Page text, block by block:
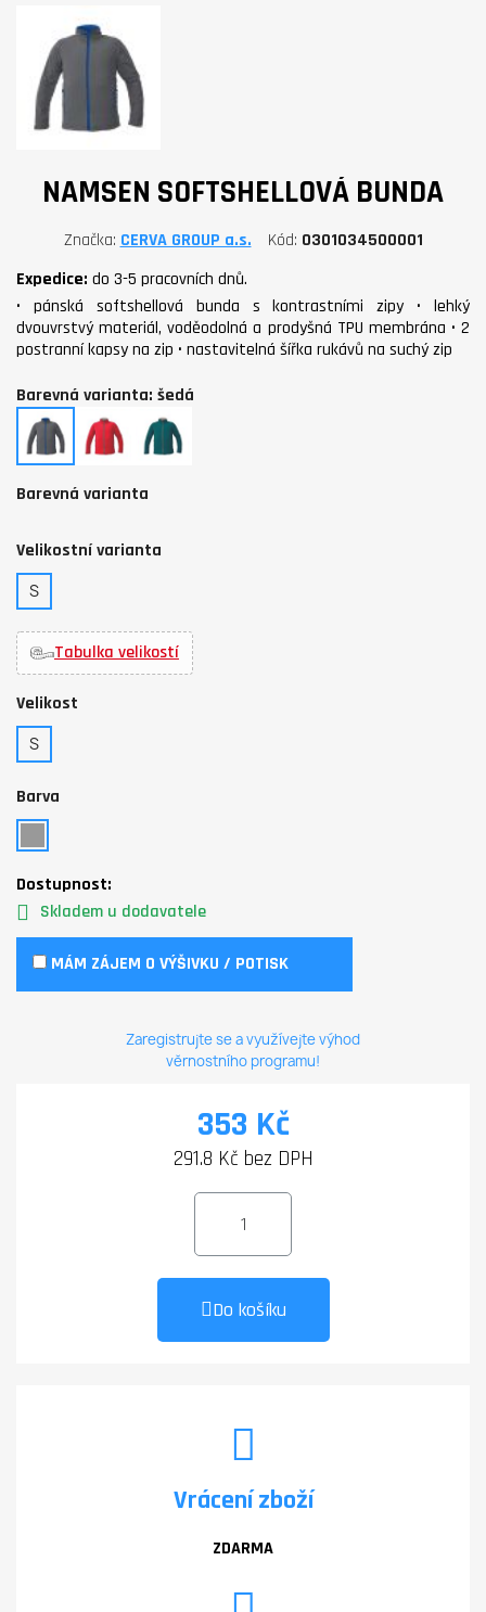
NAMSEN SOFTSHELLOVÁ BUNDA
Značka CERVA GROUP a.s. Kód 0301034500001
Expedice: do 3-5 pracovních dnů.
• pánská softshellová bunda s kontrastními zipy • lehký
dvouvrstvý materiál, voděodolná a prodyšná TPU membrána • 2
postranní kapsy na zip • nastavitelná šířka rukávů na suchý zip
Barevná varianta: šedá
šedá červená zelená
Barevná varianta
Velikostní varianta
S
Tabulka velikostí
Velikost
S
Barva
Dostupnost:
Skladem u dodavatele
MÁM ZÁJEM O VÝŠIVKU / POTISK
Zaregistrujte se a využívejte výhod
věrnostního programu!
353 Kč
291.8 Kč bez DPH
Do košíku
Vrácení zboží
ZDARMA